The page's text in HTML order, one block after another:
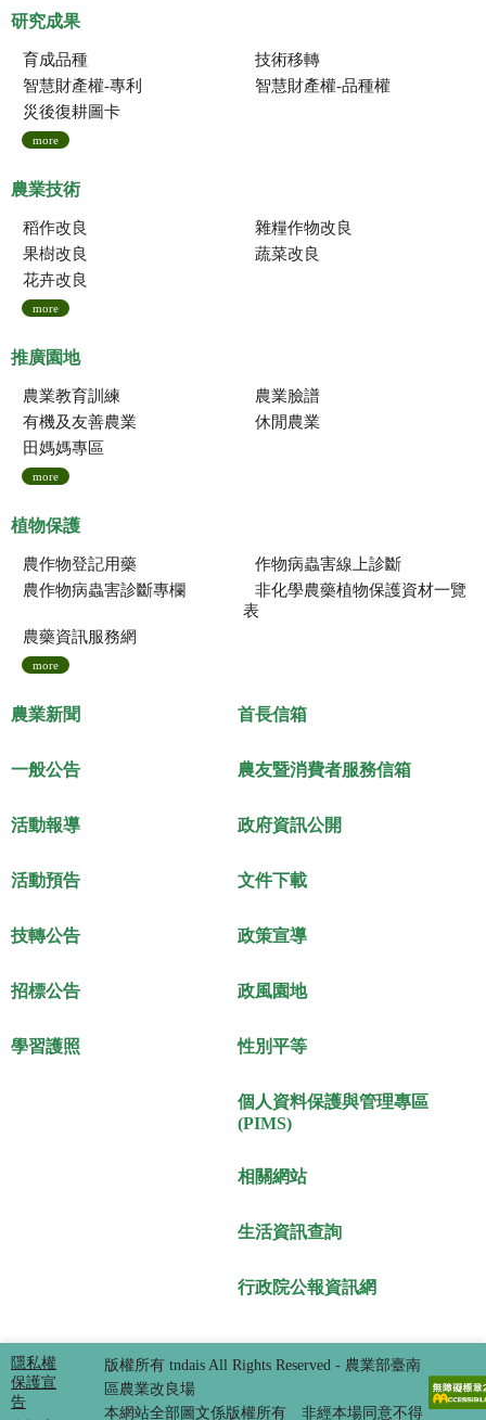
研究成果
育成品種
技術移轉
智慧財產權-專利
智慧財產權-品種權
災後復耕圖卡
more
農業技術
稻作改良
雜糧作物改良
果樹改良
蔬菜改良
花卉改良
more
推廣園地
農業教育訓練
農業臉譜
有機及友善農業
休閒農業
田媽媽專區
more
植物保護
農作物登記用藥
作物病蟲害線上診斷
農作物病蟲害診斷專欄
非化學農藥植物保護資材一覽
表
農藥資訊服務網
more
農業新聞
一般公告
活動報導
活動預告
技轉公告
招標公告
學習護照
首長信箱
農友暨消費者服務信箱
政府資訊公開
文件下載
政策宣導
政風園地
性別平等
個人資料保護與管理專區
(PIMS)
相關網站
生活資訊查詢
行政院公報資訊網
隱私權
保護宣
告
版權所有 tndais All Rights Reserved - 農業部臺南
區農業改良場
本網站全部圖文係版權所有 非經本場同意不得